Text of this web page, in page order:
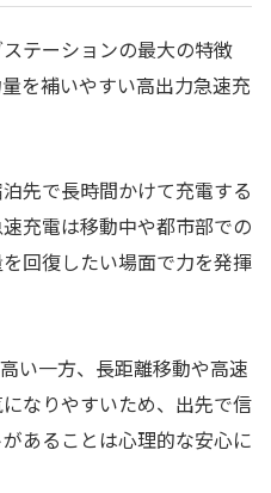
テーションの最大の特徴
を補いやすい高出力急速充
先で長時間かけて充電する
充電は移動中や都市部での
回復したい場面で力を発揮
い一方、長距離移動や高速
なりやすいため、出先で信
あることは心理的な安心に